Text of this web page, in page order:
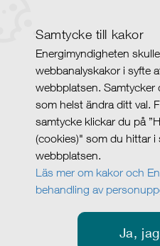
Samtycke till kakor
Energimyndigheten
webbanalyskakor i syfte
webbplatsen. Samtycker
som helst ändra ditt val.
samtycke klickar du på
(cookies)" som du hittar
webbplatsen.
Läs mer om kakor och
behandling av
Ja,